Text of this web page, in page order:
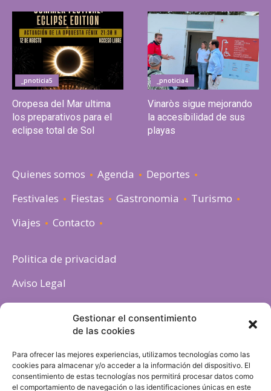
Gestionar el consentimiento
de las cookies
Para ofrecer las mejores experiencias, utilizamos tecnologías como las
cookies para almacenar y/o acceder a la información del dispositivo. El
consentimiento de estas tecnologías nos permitirá procesar datos como
el comportamiento de navegación o las identificaciones únicas en este
_pnoticia5
Oropesa del Mar ultima
los preparativos para el
eclipse total de Sol
_pnoticia4
Vinaròs sigue mejorando
la accesibilidad de sus
playas
Quienes somos Agenda
Deportes
Festivales
Fiestas Gastronomia
Turismo
Viajes
Contacto
Politica de privacidad
Aviso Legal
Política de cookies